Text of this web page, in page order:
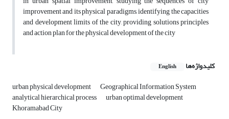
improvement and its physical paradigms, identifying the capacities
and development limits of the city, providing solutions principles
and action plan for the physical development of the city
کلیدواژه‌ها English
urban physical development Geographical Information System
analytical hierarchical process urban optimal development
Khoramabad City